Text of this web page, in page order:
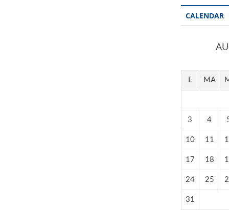
CALENDAR
L MA
3 4
10 11
17 18
24 25
31